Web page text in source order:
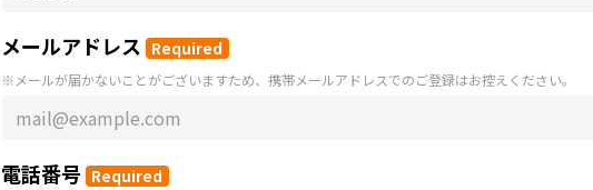
メールアドレス Required
※メールが届かないことがございますため、携帯メールアドレスでのご登録はお控えください。
電話番号 Required